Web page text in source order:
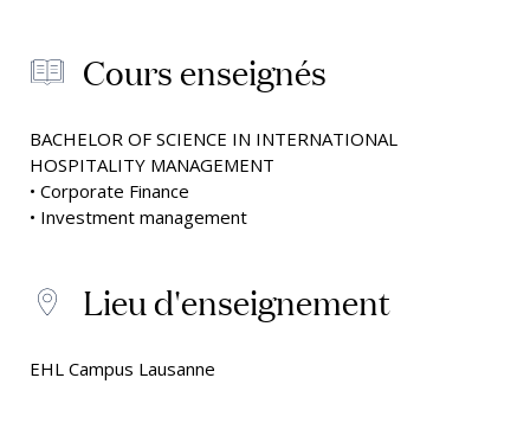
Cours enseignés
BACHELOR OF SCIENCE IN INTERNATIONAL
HOSPITALITY MANAGEMENT
• Corporate Finance
• Investment management
Lieu d'enseignement
EHL Campus Lausanne